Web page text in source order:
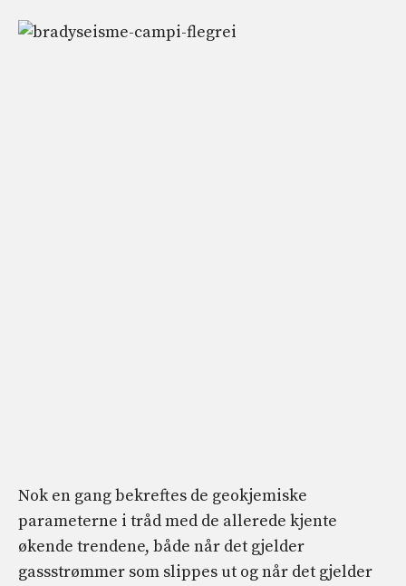
Nok en gang bekreftes de geokjemiske
parameterne i tråd med de allerede kjente
økende trendene, både når det gjelder
gassstrømmer som slippes ut og når det gjelder